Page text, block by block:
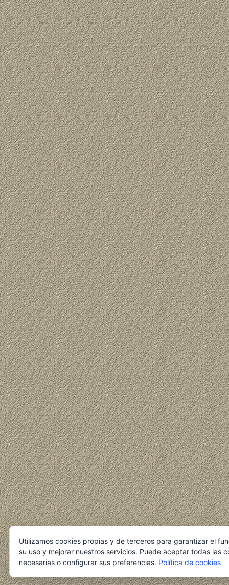
Utilizamos cookies propias y de terceros para garantizar el
su uso y mejorar nuestros servicios. Puede aceptar todas las
necesarias o configurar sus preferencias. Política de cookies